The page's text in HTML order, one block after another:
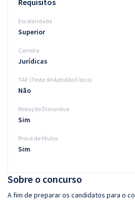
Sobre o concurso
A fim de preparar os candidatos para o
Requisitos
Escolaridade
Superior
Carreira
Jurídicas
TAF (Teste de Aptidão Física)
Não
Redação Discursiva
Sim
Prova de títulos
Sim